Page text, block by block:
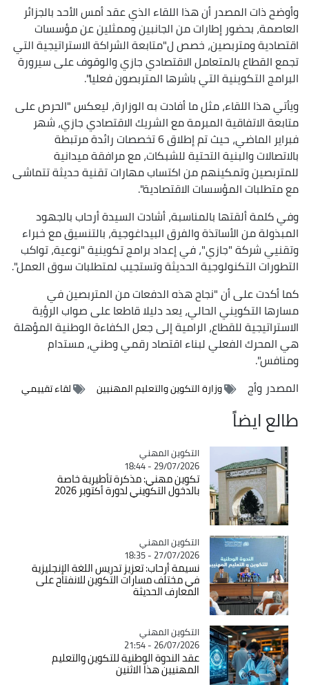
وأوضح ذات المصدر أن هذا اللقاء الذي عقد أمس الأحد بالجزائر
العاصمة، بحضور إطارات من الجانبين وممثلين عن مؤسسات
اقتصادية ومتربصين، خصص ل"متابعة الشراكة الاستراتيجية التي
تجمع القطاع بالمتعامل الاقتصادي جازي والوقوف على سيرورة
البرامج التكوينية التي باشرها المتربصون فعليا".
ويأتي هذا اللقاء، مثل ما أفادت به الوزارة، ليعكس "الحرص على
متابعة الاتفاقية المبرمة مع الشريك الاقتصادي جازي، شهر
فبراير الماضي، حيث تم إطلاق 6 تخصصات رائدة مرتبطة
بالاتصالات والبنية التحتية للشبكات، مع مرافقة ميدانية
للمتربصين وتمكينهم من اكتساب مهارات تقنية حديثة تتماشى
مع متطلبات المؤسسات الاقتصادية".
وفي كلمة ألقتها بالمناسبة، أشادت السيدة أرحاب بالجهود
المبذولة من الأساتذة والفرق البيداغوجية، بالتنسيق مع خبراء
وتقنيي شركة "جازي"، في إعداد برامج تكوينية "نوعية، تواكب
التطورات التكنولوجية الحديثة وتستجيب لمتطلبات سوق العمل".
كما أكدت على أن "نجاح هذه الدفعات من المتربصين في
مسارها التكويني الحالي، يعد دليلا قاطعا على صواب الرؤية
الاستراتيجية للقطاع، الرامية إلى جعل الكفاءة الوطنية المؤهلة
هي المحرك الفعلي لبناء اقتصاد رقمي وطني، مستدام
ومنافس".
المصدروأج وزارة التكوين والتعليم المهنيين لقاء تقييمي
طالع ايضاً
Catégorie
التكوين المهني
29/07/2026 - 18:44
تكوين مهني: مذكرة تأطيرية خاصة
بالدخول التكويني لدورة أكتوبر 2026
Catégorie
التكوين المهني
27/07/2026 - 18:35
نسيمة أرحاب: تعزيز تدريس اللغة الإنجليزية
في مختلف مسارات التكوين للانفتاح على
المعارف الحديثة
Catégorie
التكوين المهني
26/07/2026 - 21:54
عقد الندوة الوطنية للتكوين والتعليم
المهنيين هذا الاثنين